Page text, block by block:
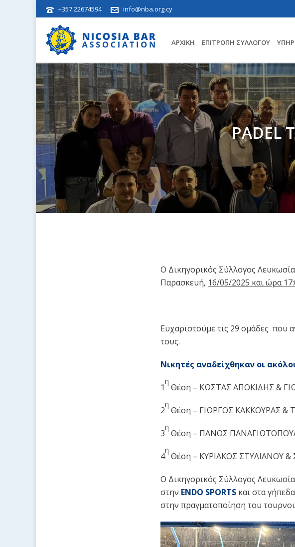
+357 22674594 info@nba.org.cy
ΑΡΧΙΚΉ ΕΠΙΤΡΟΠΗ ΣΥΛΛΟΓΟΥ
PADEL
Ο Δικηγορικός Σύλλογος
Παρασκευή, 16/05/2025 και ώρα
Ευχαριστούμε τις 29 ομάδες που
τους.
Νικητές αναδείχθηκαν οι
1
η
Θέση – ΚΩΣΤΑΣ ΑΠΟΚΙΔΗΣ &
2
η
Θέση – ΓΙΩΡΓΟΣ ΚΑΚΚΟΥΡΑΣ &
3
η
Θέση – ΠΑΝΟΣ
4
η
Θέση – ΚΥΡΙΑΚΟΣ ΣΤΥΛΙΑΝΟΥ
Ο Δικηγορικός Σύλλογος
στην ENDO SPORTS και στα γήπεδα
στην πραγματοποίηση του